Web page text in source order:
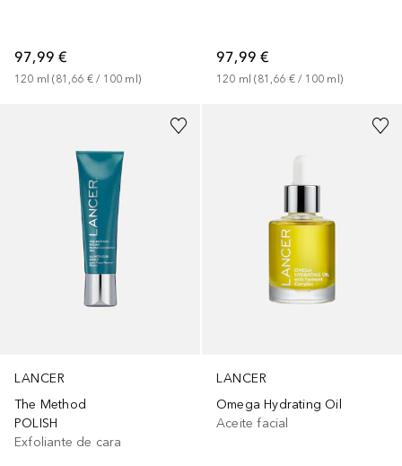
97,99 €
120 ml (81,66 € / 100 ml)
97,99 €
120 ml (81,66 € / 100 ml)
LANCER
The Method
POLISH
Exfoliante de cara
LANCER
Omega Hydrating Oil
Aceite facial